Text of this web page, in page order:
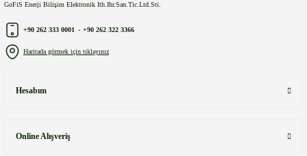
GoFiS Enerji Bilişim Elektronik Ith.Ihr.San.Tic.Ltd.Sti.
+90 262 333 0001 - +90 262 322 3366
Haritada görmek için tıklayınız
Hesabım
Online Alışveriş